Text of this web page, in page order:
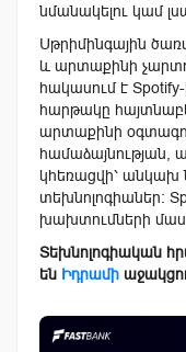
նմանակելու կամ
Սթրիմինգային
և արտաքինի
հակասում է
հարթակը
արտաքինի
համաձայնության,
կհեռացվի՝ անկախ
տեխնոլոգիաներ։
խախտումների
Տեխնոլոգիական
են Իդրամի